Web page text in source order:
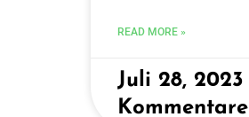
READ MORE »
Juli 28, 2023
Kommentare